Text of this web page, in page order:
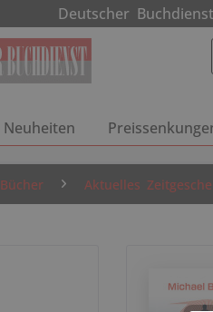
Deutscher
Neuheiten
Bücher Aktuelles